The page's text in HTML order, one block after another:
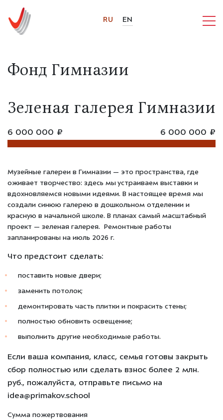
RU EN
Фонд Гимназии
Зеленая галерея Гимназии
6 000 000 ₽ 6 000 000 ₽
Музейные галереи в Гимназии — это пространства, где
оживает творчество: здесь мы устраиваем выставки и
вдохновляемся новыми идеями. В настоящее время мы
создали синюю галерею в дошкольном отделении и
красную в начальной школе. В планах самый масштабный
проект — зеленая галерея. Ремонтные работы
запланированы на июль 2026 г.
Что предстоит сделать:
поставить новые двери;
заменить потолок;
демонтировать часть плитки и покрасить стены;
полностью обновить освещение;
выполнить другие необходимые работы.
Если ваша компания, класс, семья готовы закрыть
сбор полностью или сделать взнос более 2 млн.
руб., пожалуйста, отправьте письмо на
idea@primakov.school
Сумма пожертвования